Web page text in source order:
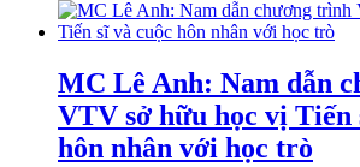
MC Lê Anh: Nam dẫn
VTV sở hữu học vị Tiến
hôn nhân với học trò